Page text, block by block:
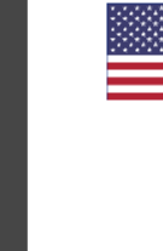
Sluiting:S-
Branding:
Andere